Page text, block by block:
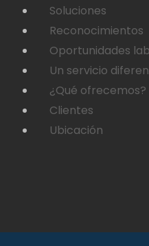
Soluciones
Reconocimientos
Oportunidades
Un servicio
¿Qué ofrecemos?
Clientes
Ubicación